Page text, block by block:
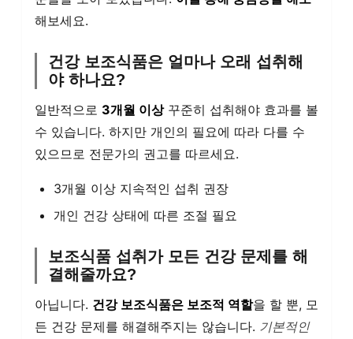
해보세요.
건강 보조식품은 얼마나 오래 섭취해
야 하나요?
일반적으로 3개월 이상꾸준히 섭취해야 효과를 볼
수 있습니다. 하지만 개인의 필요에 따라 다를 수
있으므로 전문가의 권고를 따르세요.
3개월 이상 지속적인 섭취 권장
개인 건강 상태에 따른 조절 필요
보조식품 섭취가 모든 건강 문제를 해
결해줄까요?
아닙니다. 건강 보조식품은 보조적 역할을 할 뿐, 모
든 건강 문제를 해결해주지는 않습니다. 기본적인